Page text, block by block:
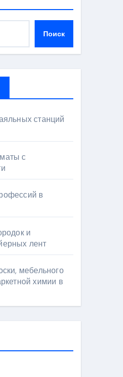
Поиск
станций
с
в
и
лент
мебельного
химии в